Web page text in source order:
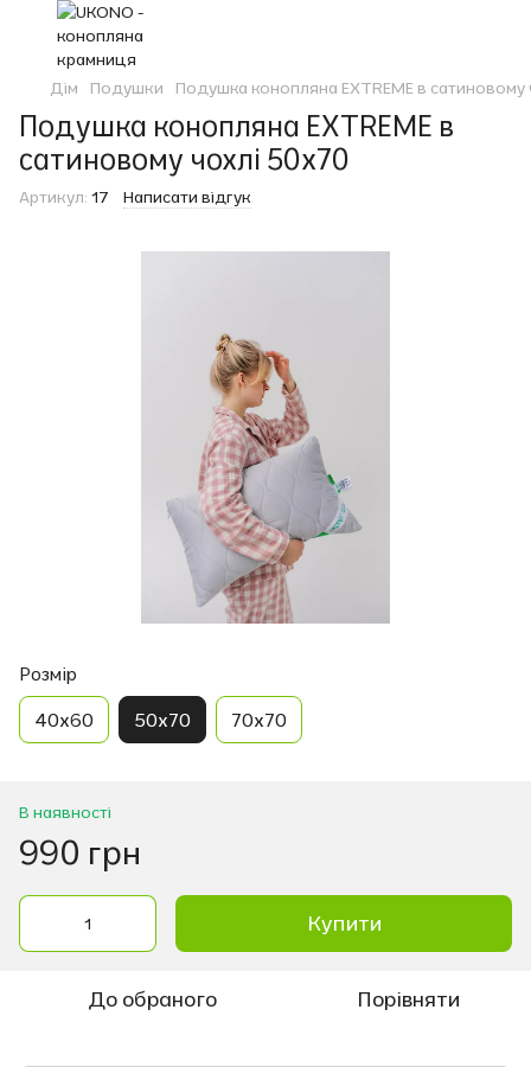
Дім Подушки Подушка конопляна EXTREME в сатиновому
Подушка конопляна EXTREME в
сатиновому чохлі 50x70
Артикул: 17 Написати відгук
Розмір
40х60 50х70 70х70
В наявності
990 грн
Купити
До обраного Порівняти